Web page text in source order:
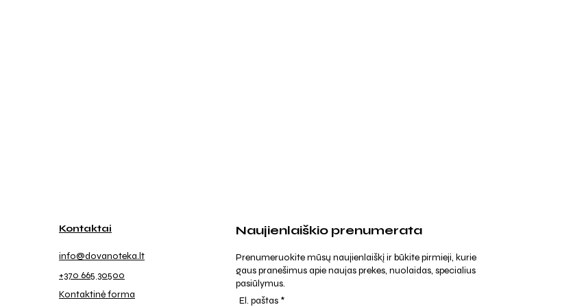
Kontaktai
info@dovanoteka.lt
+370 665 30500
Kontaktinė forma
Naujienlaiškio prenumerata
Prenumeruokite mūsų naujienlaiškį ir būkite pirmieji, kurie
gaus pranešimus apie naujas prekes, nuolaidas, specialius
pasiūlymus.
El. paštas